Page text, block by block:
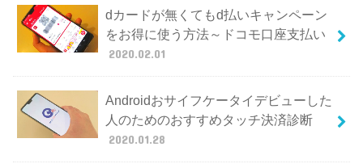
dカードが無くてもd払いキャンペーン
をお得に使う方法～ドコモ口座支払い
2020.02.01
Androidおサイフケータイデビューした
人のためのおすすめタッチ決済診断
2020.01.28